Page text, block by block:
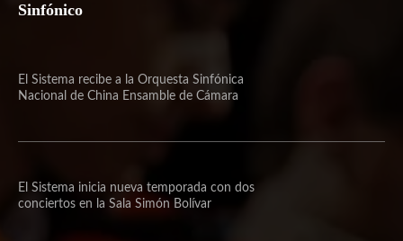
Sinfónico
El Sistema recibe a la Orquesta Sinfónica
Nacional de China Ensamble de Cámara
El Sistema inicia nueva temporada con dos
conciertos en la Sala Simón Bolívar